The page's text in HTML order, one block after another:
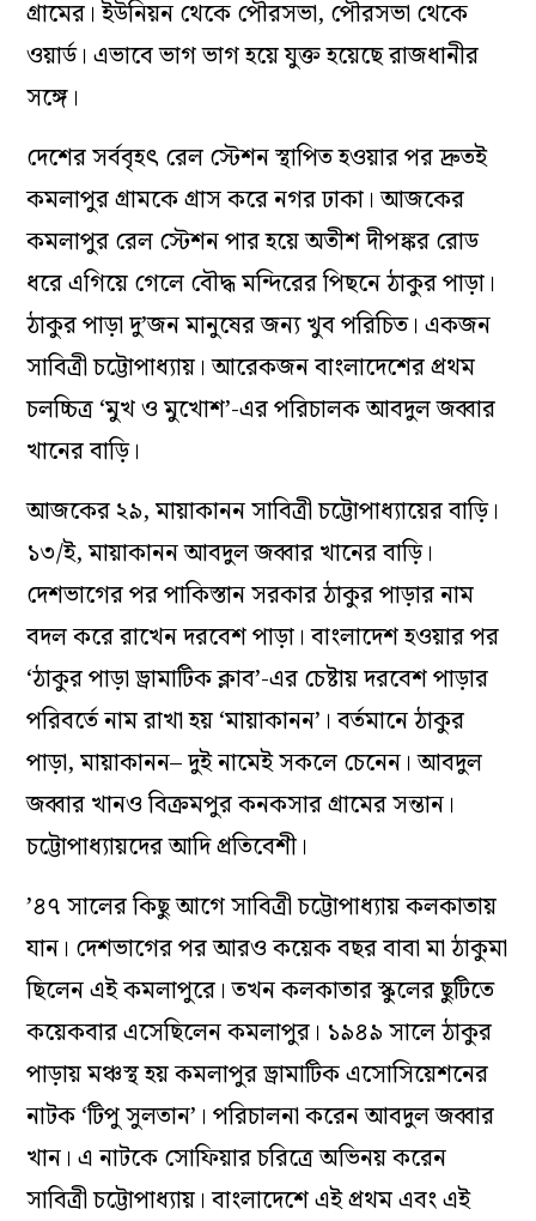
গ্রামের। ইউনিয়ন থেকে পৌরসভা, পৌরসভা থেকে
ওয়ার্ড। এভাবে ভাগ ভাগ হয়ে যুক্ত হয়েছে রাজধানীর
সঙ্গে।
দেশের সর্ববৃহৎ রেল স্টেশন স্থাপিত হওয়ার পর দ্রুতই
কমলাপুর গ্রামকে গ্রাস করে নগর ঢাকা। আজকের
কমলাপুর রেল স্টেশন পার হয়ে অতীশ দীপঙ্কর রোড
ধরে এগিয়ে গেলে বৌদ্ধ মন্দিরের পিছনে ঠাকুর পাড়া।
ঠাকুর পাড়া দু’জন মানুষের জন্য খুব পরিচিত। একজন
সাবিত্রী চট্টোপাধ্যায়। আরেকজন বাংলাদেশের প্রথম
চলচ্চিত্র ‘মুখ ও মুখোশ’-এর পরিচালক আবদুল জব্বার
খানের বাড়ি।
আজকের ২৯, মায়াকানন সাবিত্রী চট্টোপাধ্যায়ের বাড়ি।
১৩/ই, মায়াকানন আবদুল জব্বার খানের বাড়ি।
দেশভাগের পর পাকিস্তান সরকার ঠাকুর পাড়ার নাম
বদল করে রাখেন দরবেশ পাড়া। বাংলাদেশ হওয়ার পর
‘ঠাকুর পাড়া ড্রামাটিক ক্লাব’-এর চেষ্টায় দরবেশ পাড়ার
পরিবর্তে নাম রাখা হয় ‘মায়াকানন’। বর্তমানে ঠাকুর
পাড়া, মায়াকানন– দুই নামেই সকলে চেনেন। আবদুল
জব্বার খানও বিক্রমপুর কনকসার গ্রামের সন্তান।
চট্টোপাধ্যায়দের আদি প্রতিবেশী।
’৪৭ সালের কিছু আগে সাবিত্রী চট্টোপাধ্যায় কলকাতায়
যান। দেশভাগের পর আরও কয়েক বছর বাবা মা ঠাকুমা
ছিলেন এই কমলাপুরে। তখন কলকাতার স্কুলের ছুটিতে
কয়েকবার এসেছিলেন কমলাপুর। ১৯৪৯ সালে ঠাকুর
পাড়ায় মঞ্চস্থ হয় কমলাপুর ড্রামাটিক এসোসিয়েশনের
নাটক ‘টিপু সুলতান’। পরিচালনা করেন আবদুল জব্বার
খান। এ নাটকে সোফিয়ার চরিত্রে অভিনয় করেন
সাবিত্রী চট্টোপাধ্যায়। বাংলাদেশে এই প্রথম এবং এই